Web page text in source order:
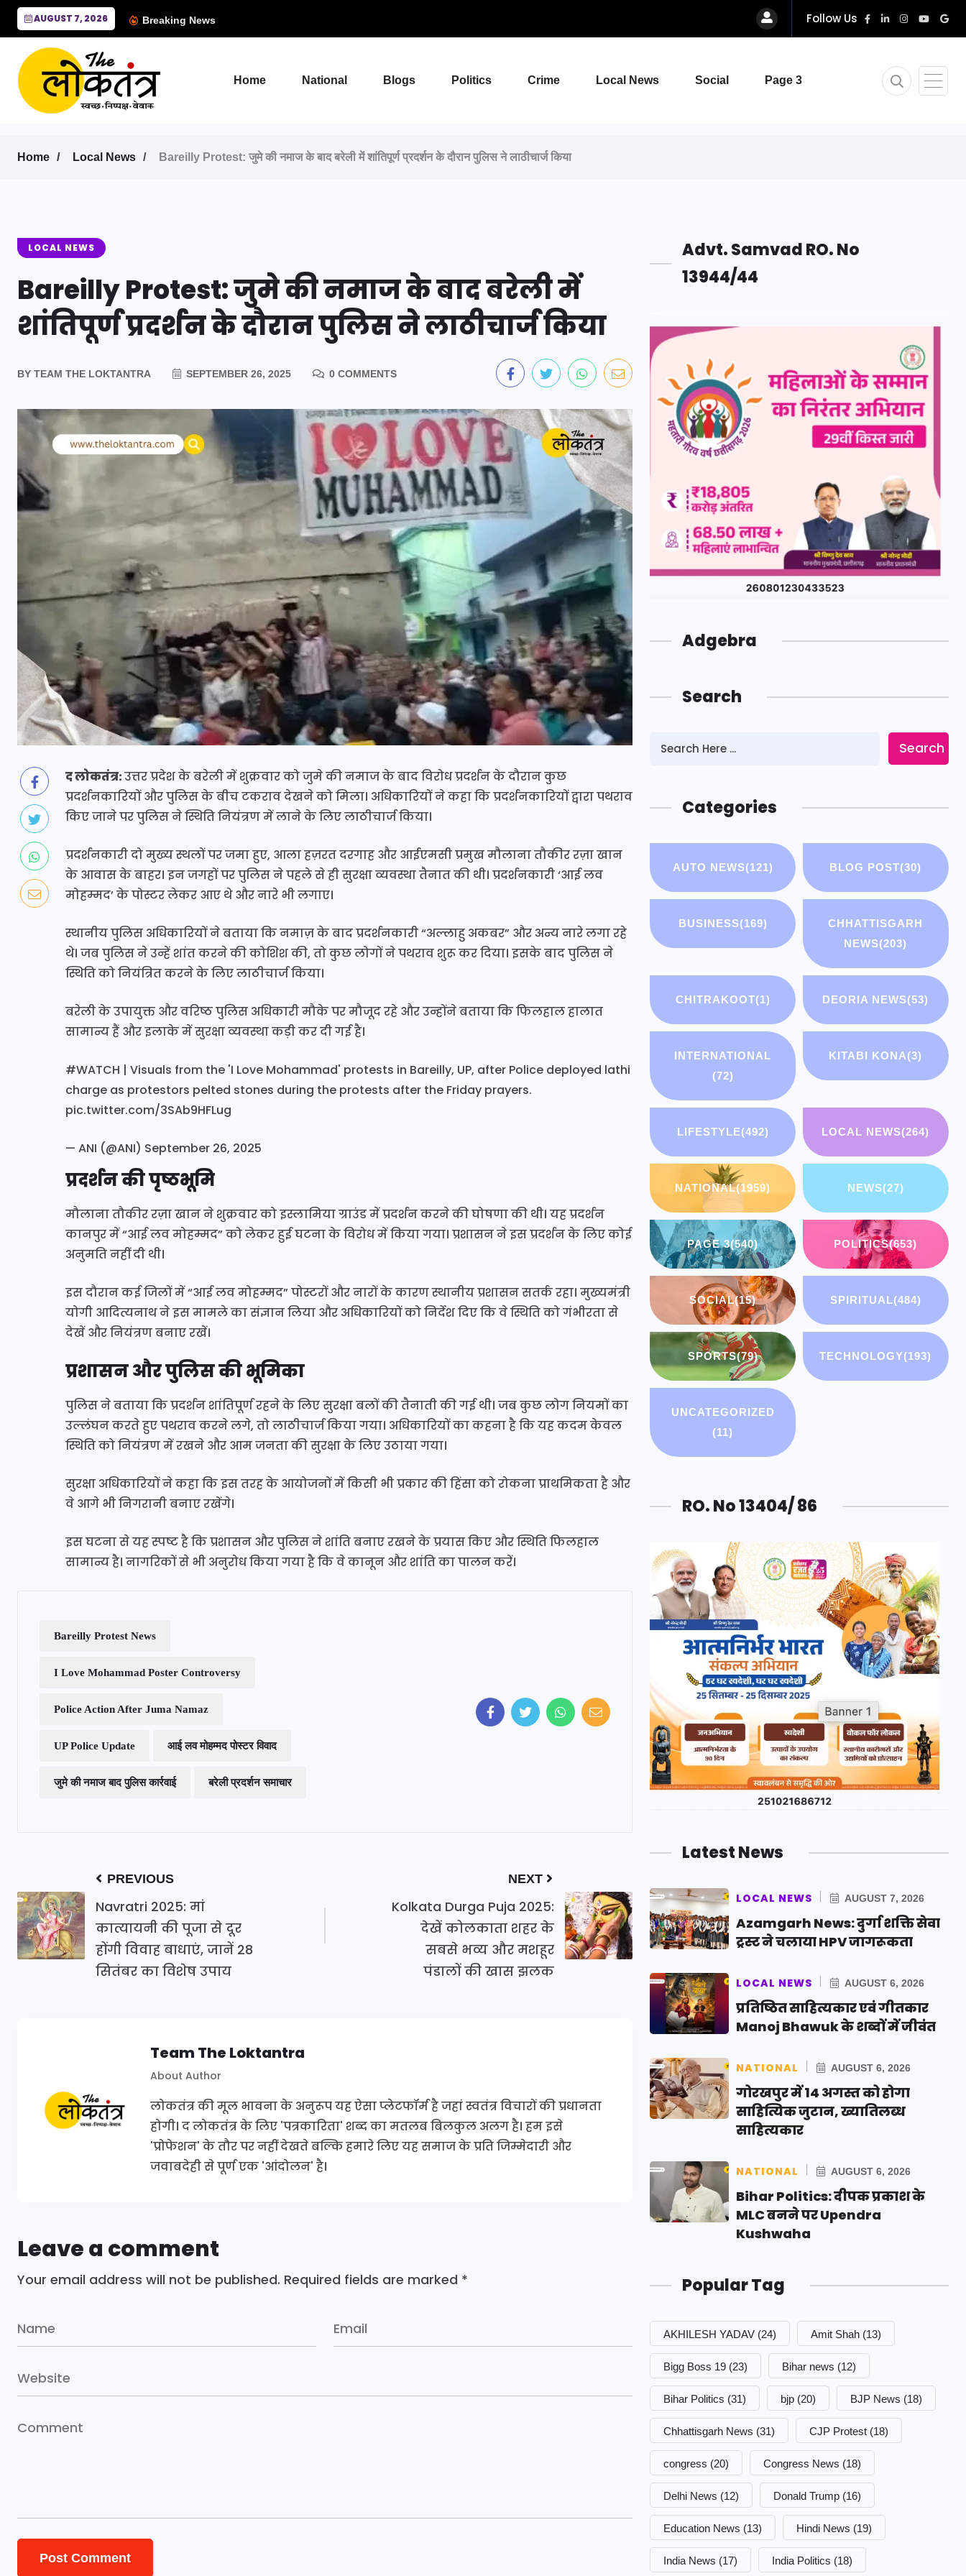
AUGUST 7, 2026 Breaking News Follow Us
Home National Blogs Politics Crime Local News Social Page 3
Home Local News Bareilly Protest: जुमे की नमाज के बाद बरेली में शांतिपूर्ण प्रदर्शन के दौरान पुलिस ने लाठीचार्ज किया
LOCAL NEWS
Bareilly Protest: जुमे की नमाज के बाद बरेली में
शांतिपूर्ण प्रदर्शन के दौरान पुलिस ने लाठीचार्ज किया
BY TEAM THE LOKTANTRA SEPTEMBER 26, 2025 0 COMMENTS
द लोकतंत्र:उत्तर प्रदेश के बरेली में शुक्रवार को जुमे की नमाज के बाद विरोध प्रदर्शन के दौरान कुछ
प्रदर्शनकारियों और पुलिस के बीच टकराव देखने को मिला। अधिकारियों ने कहा कि प्रदर्शनकारियों द्वारा पथराव
किए जाने पर पुलिस ने स्थिति नियंत्रण में लाने के लिए लाठीचार्ज किया।
प्रदर्शनकारी दो मुख्य स्थलों पर जमा हुए, आला हज़रत दरगाह और आईएमसी प्रमुख मौलाना तौकीर रज़ा खान
के आवास के बाहर। इन जगहों पर पुलिस ने पहले से ही सुरक्षा व्यवस्था तैनात की थी। प्रदर्शनकारी ‘आई लव
मोहम्मद’ के पोस्टर लेकर आए थे और नारे भी लगाए।
स्थानीय पुलिस अधिकारियों ने बताया कि नमाज़ के बाद प्रदर्शनकारी “अल्लाहु अकबर” और अन्य नारे लगा रहे
थे। जब पुलिस ने उन्हें शांत करने की कोशिश की, तो कुछ लोगों ने पथराव शुरू कर दिया। इसके बाद पुलिस ने
स्थिति को नियंत्रित करने के लिए लाठीचार्ज किया।
बरेली के उपायुक्त और वरिष्ठ पुलिस अधिकारी मौके पर मौजूद रहे और उन्होंने बताया कि फिलहाल हालात
सामान्य हैं और इलाके में सुरक्षा व्यवस्था कड़ी कर दी गई है।
#WATCH | Visuals from the 'I Love Mohammad' protests in Bareilly, UP, after Police deployed lathi
charge as protestors pelted stones during the protests after the Friday prayers.
pic.twitter.com/3SAb9HFLug
— ANI (@ANI) September 26, 2025
प्रदर्शन की पृष्ठभूमि
मौलाना तौकीर रज़ा खान ने शुक्रवार को इस्लामिया ग्राउंड में प्रदर्शन करने की घोषणा की थी। यह प्रदर्शन
कानपुर में “आई लव मोहम्मद” को लेकर हुई घटना के विरोध में किया गया। प्रशासन ने इस प्रदर्शन के लिए कोई
अनुमति नहीं दी थी।
इस दौरान कई जिलों में “आई लव मोहम्मद” पोस्टरों और नारों के कारण स्थानीय प्रशासन सतर्क रहा। मुख्यमंत्री
योगी आदित्यनाथ ने इस मामले का संज्ञान लिया और अधिकारियों को निर्देश दिए कि वे स्थिति को गंभीरता से
देखें और नियंत्रण बनाए रखें।
प्रशासन और पुलिस की भूमिका
पुलिस ने बताया कि प्रदर्शन शांतिपूर्ण रहने के लिए सुरक्षा बलों की तैनाती की गई थी। जब कुछ लोग नियमों का
उल्लंघन करते हुए पथराव करने लगे, तो लाठीचार्ज किया गया। अधिकारियों का कहना है कि यह कदम केवल
स्थिति को नियंत्रण में रखने और आम जनता की सुरक्षा के लिए उठाया गया।
सुरक्षा अधिकारियों ने कहा कि इस तरह के आयोजनों में किसी भी प्रकार की हिंसा को रोकना प्राथमिकता है और
वे आगे भी निगरानी बनाए रखेंगे।
इस घटना से यह स्पष्ट है कि प्रशासन और पुलिस ने शांति बनाए रखने के प्रयास किए और स्थिति फिलहाल
सामान्य है। नागरिकों से भी अनुरोध किया गया है कि वे कानून और शांति का पालन करें।
Bareilly Protest News
I Love Mohammad Poster Controversy
Police Action After Juma Namaz
UP Police Update आई लव मोहम्मद पोस्टर विवाद
जुमे की नमाज बाद पुलिस कार्रवाई बरेली प्रदर्शन समाचार
PREVIOUS
Navratri 2025: मां
कात्यायनी की पूजा से दूर
होंगी विवाह बाधाएं, जानें 28
सितंबर का विशेष उपाय
NEXT
Kolkata Durga Puja 2025:
देखें कोलकाता शहर के
सबसे भव्य और मशहूर
पंडालों की खास झलक
Team The Loktantra
About Author
लोकतंत्र की मूल भावना के अनुरूप यह ऐसा प्लेटफॉर्म है जहां स्वतंत्र विचारों की प्रधानता
होगी। द लोकतंत्र के लिए 'पत्रकारिता' शब्द का मतलब बिलकुल अलग है। हम इसे
'प्रोफेशन' के तौर पर नहीं देखते बल्कि हमारे लिए यह समाज के प्रति जिम्मेदारी और
जवाबदेही से पूर्ण एक 'आंदोलन' है।
Leave a comment
Your email address will not be published. Required fields are marked *
Advt. Samvad RO. No
13944/44
Adgebra
Search
Search
Categories
AUTO NEWS(121) BLOG POST(30)
BUSINESS(169)
CHHATTISGARH
NEWS(203)
CHITRAKOOT(1) DEORIA NEWS(53)
INTERNATIONAL
(72)
KITABI KONA(3)
LIFESTYLE(492) LOCAL NEWS(264)
NATIONAL(1959) NEWS(27)
PAGE 3(540) POLITICS(653)
SOCIAL(15) SPIRITUAL(484)
SPORTS(79) TECHNOLOGY(193)
UNCATEGORIZED
(11)
RO. No 13404/ 86
Latest News
LOCAL NEWS AUGUST 7, 2026
Azamgarh News: दुर्गा शक्ति सेवा
ट्रस्ट ने चलाया HPV जागरूकता
LOCAL NEWS AUGUST 6, 2026
प्रतिष्ठित साहित्यकार एवं गीतकार
Manoj Bhawuk के शब्दों में जीवंत
NATIONAL AUGUST 6, 2026
गोरखपुर में 14 अगस्त को होगा
साहित्यिक जुटान, ख्यातिलब्ध
साहित्यकार
NATIONAL AUGUST 6, 2026
Bihar Politics: दीपक प्रकाश के
MLC बनने पर Upendra
Kushwaha
Popular Tag
AKHILESH YADAV (24) Amit Shah (13)
Bigg Boss 19 (23) Bihar news (12)
Bihar Politics (31) bjp (20) BJP News (18)
Chhattisgarh News (31) CJP Protest (18)
congress (20) Congress News (18)
Delhi News (12) Donald Trump (16)
Education News (13) Hindi News (19)
India News (17) India Politics (18)